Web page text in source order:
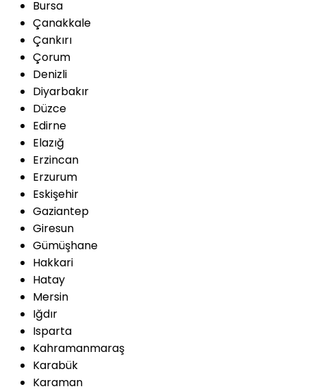
Bursa
Çanakkale
Çankırı
Çorum
Denizli
Diyarbakır
Düzce
Edirne
Elazığ
Erzincan
Erzurum
Eskişehir
Gaziantep
Giresun
Gümüşhane
Hakkari
Hatay
Mersin
Iğdır
Isparta
Kahramanmaraş
Karabük
Karaman